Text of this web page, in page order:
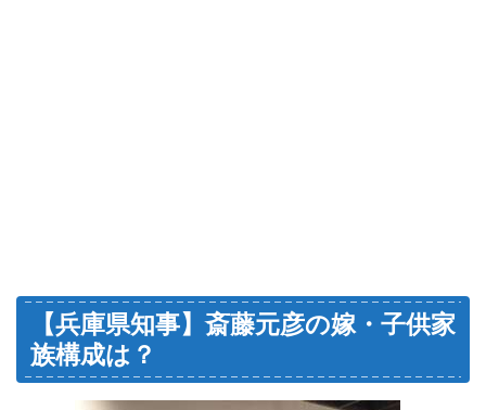
【兵庫県知事】斎藤元彦の嫁・子供家
族構成は？